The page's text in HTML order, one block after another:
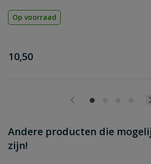
Op voorraad
€
10,50
Andere producten die
zijn!